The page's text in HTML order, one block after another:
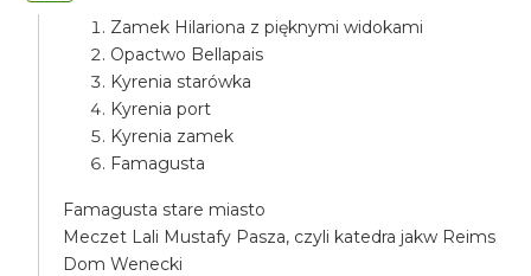
Zamek Hilariona z pięknymi widokami
Opactwo Bellapais
Kyrenia starówka
Kyrenia port
Kyrenia zamek
Famagusta
Famagusta stare miasto
Meczet Lali Mustafy Pasza, czyli katedra jakw Reims
Dom Wenecki